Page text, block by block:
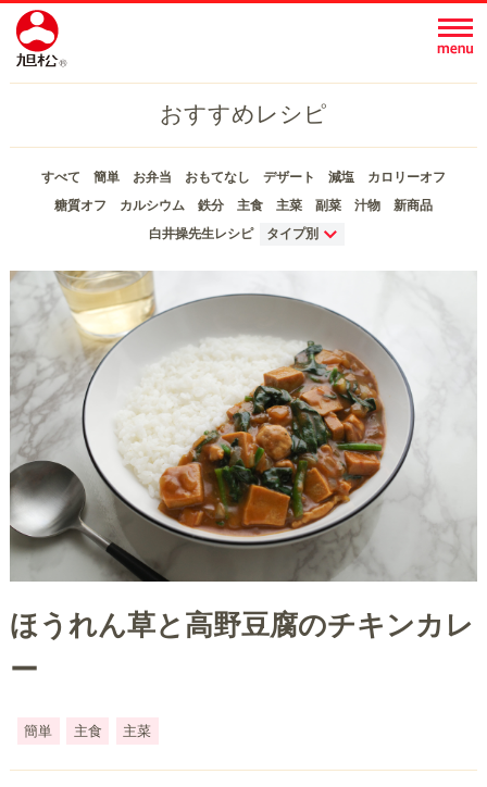
おすすめレシピ
すべて 簡単 お弁当 おもてなし デザート 減塩
カロリーオフ
糖質オフ
カルシウム 鉄分 主食 主菜 副菜 汁物
新商品
白井操先生レシピ
タイプ別
ほうれん草と高野豆腐のチキンカレ
ー
簡単 主食 主菜